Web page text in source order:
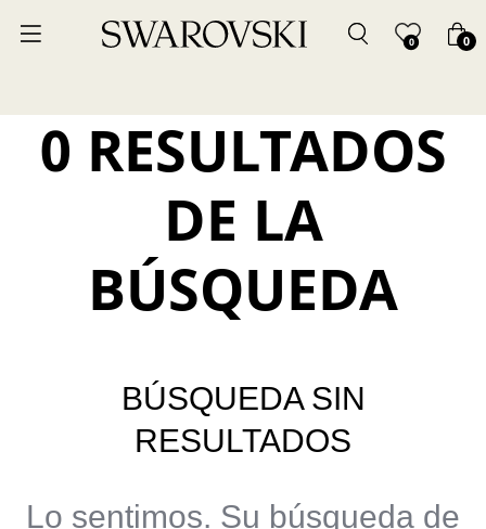
0 0
0 RESULTADOS
DE LA
BÚSQUEDA
BÚSQUEDA SIN
RESULTADOS
Lo sentimos. Su búsqueda de